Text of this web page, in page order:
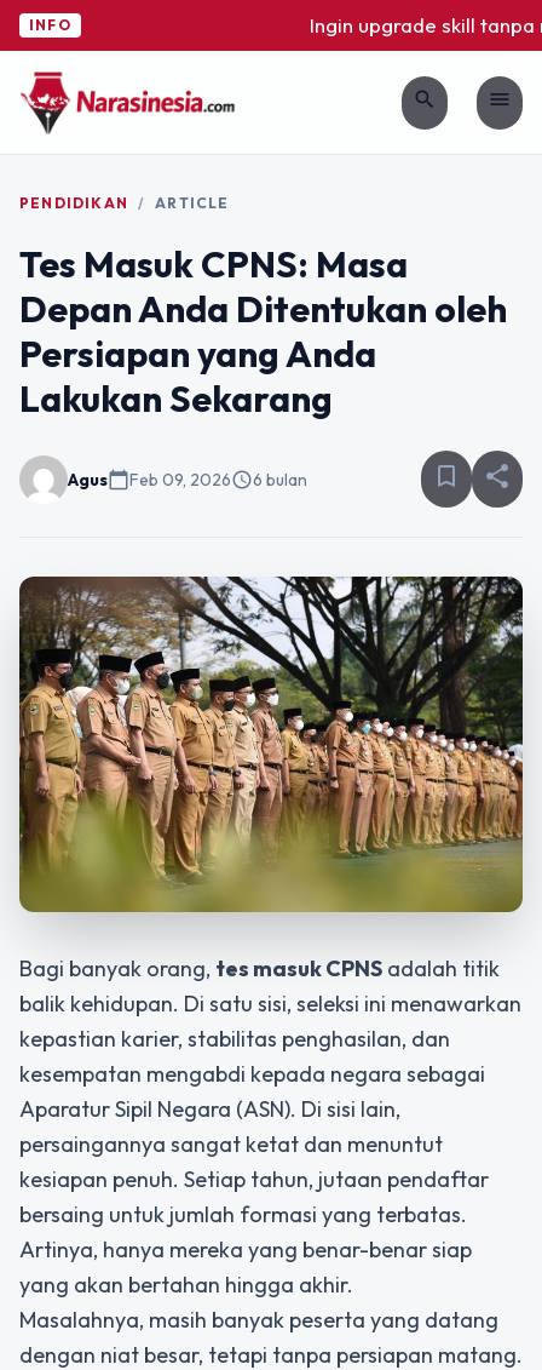
INFO Ingin upgrade skill tanpa
search menu
PENDIDIKAN / ARTICLE
Tes Masuk CPNS: Masa
Depan Anda Ditentukan oleh
Persiapan yang Anda
Lakukan Sekarang
Aguscalendar_todayFeb 09, 2026schedule6 bulan bookmark_border share
Bagi banyak orang, tes masuk CPNS adalah titik
balik kehidupan. Di satu sisi, seleksi ini menawarkan
kepastian karier, stabilitas penghasilan, dan
kesempatan mengabdi kepada negara sebagai
Aparatur Sipil Negara (ASN). Di sisi lain,
persaingannya sangat ketat dan menuntut
kesiapan penuh. Setiap tahun, jutaan pendaftar
bersaing untuk jumlah formasi yang terbatas.
Artinya, hanya mereka yang benar-benar siap
yang akan bertahan hingga akhir.
Masalahnya, masih banyak peserta yang datang
dengan niat besar, tetapi tanpa persiapan matang.